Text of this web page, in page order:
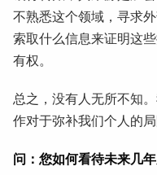
不熟悉这个领域，寻求
索取什么信息来证明这
有权。
总之，没有人无所不知
作对于弥补我们个人的局
问：您如何看待未来几